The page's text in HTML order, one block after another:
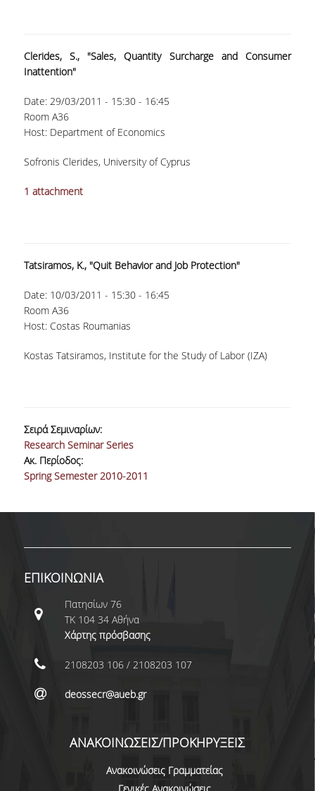
ΚΑΝΟΝΙΣΜΟΣ
ΑΝΑΚΟΙΝΩΣΕΙΣ
ΤESTIMONIALS
ΕΠΙΚΟΙΝΩΝΙΑ & ΧΡΗΣΙΜΟΙ
ΜΕΤΑΠΤΥΧΙΑΚΑ ΠΡΟΓΡΑΜΜΑΤΑ
ΔΙΔΑΚΤΟΡΙΚΟ ΠΡΟΓΡΑΜΜΑ
ΝΕΑ - ΔΡΑΣΤΗΡΙΟΤΗΤΕΣ
ΥΠΟΨΗΦΙΟΙ ΔΙΔΑΚΤΟΡΕΣ
ΔΙΔΑΚΤΟΡΕΣ
ΔΗΜΟΣΙΕΥΣΕΙΣ
PUBLICATIONS IN REFEREED JOURNALS
VOLUMES
ΧΡΗΣΙΜΟΙ ΣΥΝΔΕΣΜΟΙ
Clerides, S., "Sales, Quantity Surcharge and Consumer
Inattention"
Date: 29/03/2011 - 15:30- 16:45
Room A36
Host: Department of Economics
Sofronis Clerides, University of Cyprus
1 attachment
Tatsiramos, K., "Quit Behavior and Job Protection"
Date: 10/03/2011 - 15:30- 16:45
Room A36
Host: Costas Roumanias
Kostas Tatsiramos, Institute for the Study of Labor (IZA)
Σειρά Σεμιναρίων:
Research Seminar Series
Ακ. Περίοδος:
Spring Semester 2010-2011
ΕΠΙΚΟΙΝΩΝΙΑ
Πατησίων 76
ΤΚ 104 34 Αθήνα
Χάρτης πρόσβασης
2108203 106 / 2108203 107
deossecr@aueb.gr
ΑΝΑΚΟΙΝΩΣΕΙΣ/ΠΡΟΚΗΡΥΞΕΙΣ
Ανακοινώσεις Γραμματείας